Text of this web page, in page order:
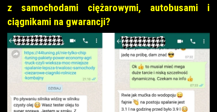
z samochodami ciężarowymi, autobusami i
ciągnikami na gwarancji?